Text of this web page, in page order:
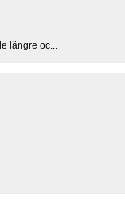
längre oc...